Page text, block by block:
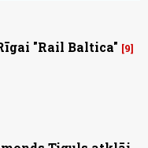
"Rail Baltica" 9